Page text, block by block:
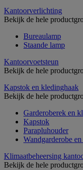
Kantoorverlichting
Bekijk de hele
Bureaulamp
Staande lamp
Kantoorvoetsteun
Bekijk de hele
Kapstok en kledinghaak
Bekijk de hele
Garderoberek en
Kapstok
Parapluhouder
Wandgarderobe
Klimaatbeheersing
Bekijk de hele